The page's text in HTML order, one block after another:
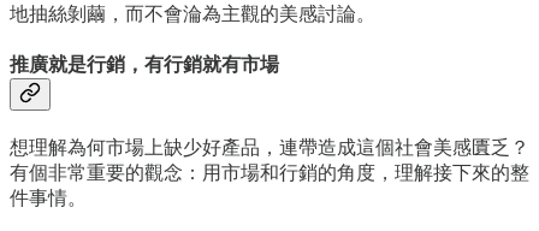
地抽絲剝繭，而不會淪為主觀的美感討論。
推廣就是行銷，有行銷就有市場
想理解為何市場上缺少好產品，連帶造成這個社會美感匱乏？
有個非常重要的觀念：用市場和行銷的角度，理解接下來的整
件事情。